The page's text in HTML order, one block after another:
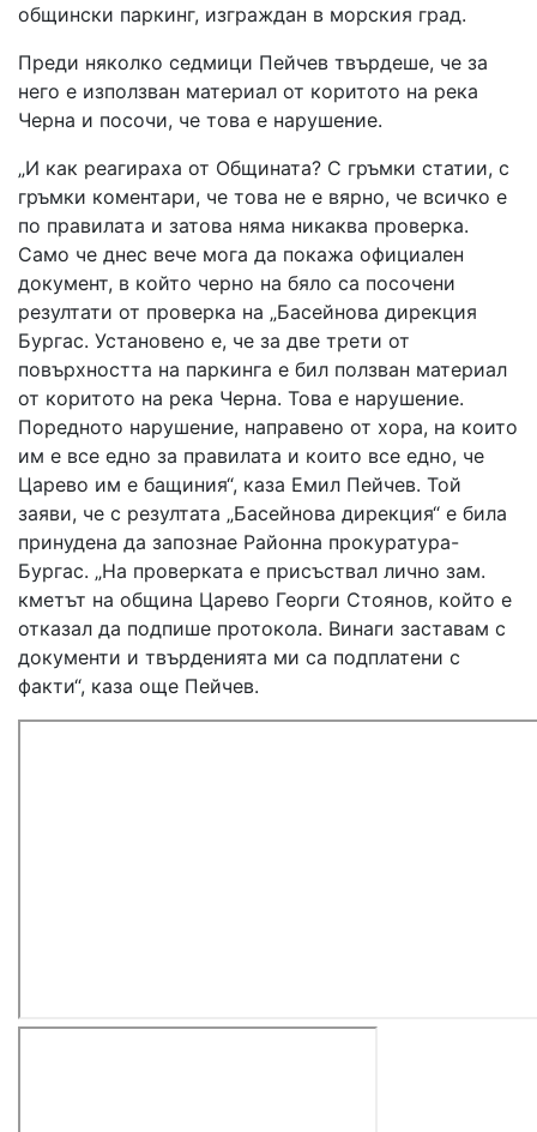
общински паркинг, изграждан в морския град.
Преди няколко седмици Пейчев твърдеше, че за
него е използван материал от коритото на река
Черна и посочи, че това е нарушение.
„И как реагираха от Общината? С гръмки статии, с
гръмки коментари, че това не е вярно, че всичко е
по правилата и затова няма никаква проверка.
Само че днес вече мога да покажа официален
документ, в който черно на бяло са посочени
резултати от проверка на „Басейнова дирекция
Бургас. Установено е, че за две трети от
повърхността на паркинга е бил ползван материал
от коритото на река Черна. Това е нарушение.
Поредното нарушение, направено от хора, на които
им е все едно за правилата и които все едно, че
Царево им е бащиния“, каза Емил Пейчев. Той
заяви, че с резултата „Басейнова дирекция“ е била
принудена да запознае Районна прокуратура-
Бургас. „На проверката е присъствал лично зам.
кметът на община Царево Георги Стоянов, който е
отказал да подпише протокола. Винаги заставам с
документи и твърденията ми са подплатени с
факти“, каза още Пейчев.